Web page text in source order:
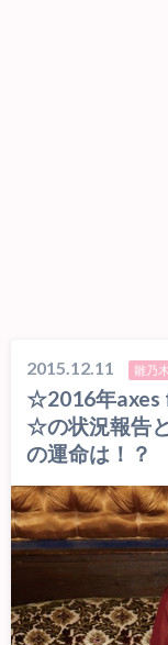
2015.12.11 雛乃
☆2016年axes
☆の状況報告
の運命は！？